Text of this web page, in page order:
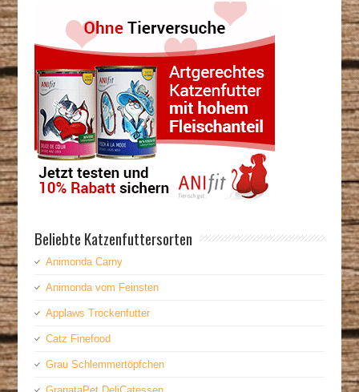
Beliebte Katzenfuttersorten
Animonda Carny
Animonda vom Feinsten
Applaws Trockenfutter
Catz Finefood
Grau Schlemmertöpfchen
GranataPet DeliCatessen